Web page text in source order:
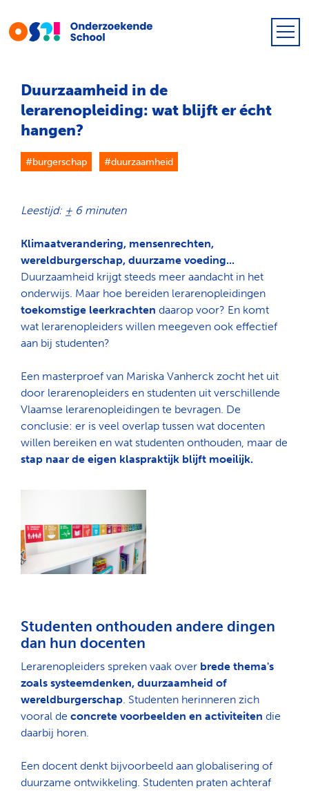
Duurzaamheid in de
lerarenopleiding: wat blijft er écht
hangen?
#burgerschap #duurzaamheid
Leestijd: ± 6 minuten
Klimaatverandering, mensenrechten,
wereldburgerschap, duurzame voeding...
Duurzaamheid krijgt steeds meer aandacht in het
onderwijs. Maar hoe bereiden lerarenopleidingen
toekomstige leerkrachten daarop voor? En komt
wat lerarenopleiders willen meegeven ook effectief
aan bij studenten?
Een masterproef van Mariska Vanherck zocht het uit
door lerarenopleiders en studenten uit verschillende
Vlaamse lerarenopleidingen te bevragen. De
conclusie: er is veel overlap tussen wat docenten
willen bereiken en wat studenten onthouden, maar de
stap naar de eigen klaspraktijk blijft moeilijk.
Studenten onthouden andere dingen
dan hun docenten
Lerarenopleiders spreken vaak over brede thema's
zoals systeemdenken, duurzaamheid of
wereldburgerschap. Studenten herinneren zich
vooral deconcrete voorbeelden en activiteiten die
daarbij horen.
Een docent denkt bijvoorbeeld aan globalisering of
duurzame ontwikkeling. Studenten praten achteraf